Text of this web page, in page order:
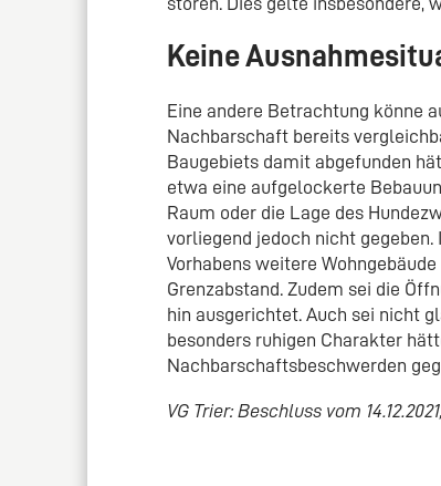
Keine
Eine andere Betrachtung könne
Nachbarschaft bereits
Baugebiets damit abgefunden
etwa eine aufgelockerte
Raum oder die Lage des
vorliegend jedoch nicht
Vorhabens weitere
Grenzabstand. Zudem sei die
hin ausgerichtet. Auch sei nicht
besonders ruhigen Charakter
Nachbarschaftsbeschwerden
VG Trier: Beschluss vom